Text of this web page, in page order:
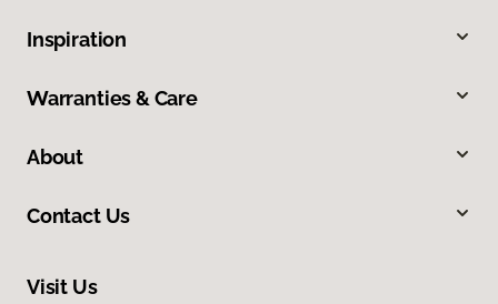
Inspiration
Warranties & Care
About
Contact Us
Visit Us